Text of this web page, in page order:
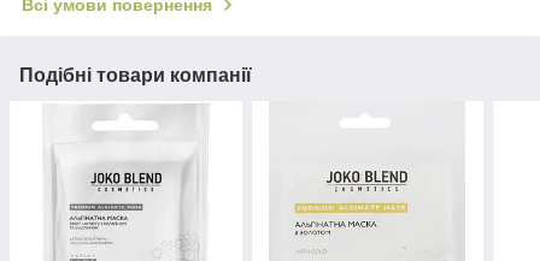
Всі умови повернення
Подібні товари компанії